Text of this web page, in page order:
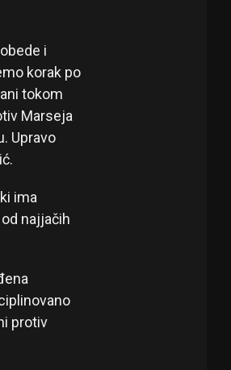
i
korak po
tokom
Marseja
Upravo
ima
najjačih
protiv